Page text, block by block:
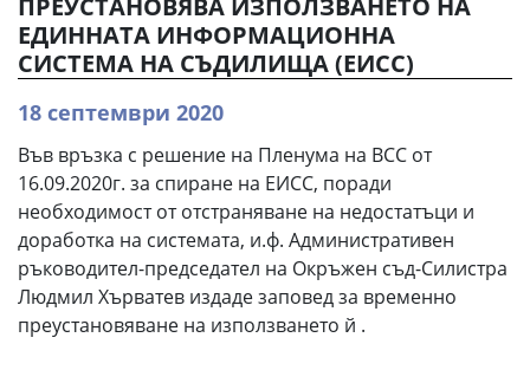
ПРЕУСТАНОВЯВА ИЗПОЛЗВАНЕТО НА
ЕДИННАТА ИНФОРМАЦИОННА
СИСТЕМА НА СЪДИЛИЩА (ЕИСС)
18 септември 2020
Във връзка с решение на Пленума на ВСС от
16.09.2020г. за спиране на ЕИСС, поради
необходимост от отстраняване на недостатъци и
доработка на системата, и.ф. Административен
ръководител-председател на Окръжен съд-Силистра
Людмил Хърватев издаде заповед за временно
преустановяване на използването й .